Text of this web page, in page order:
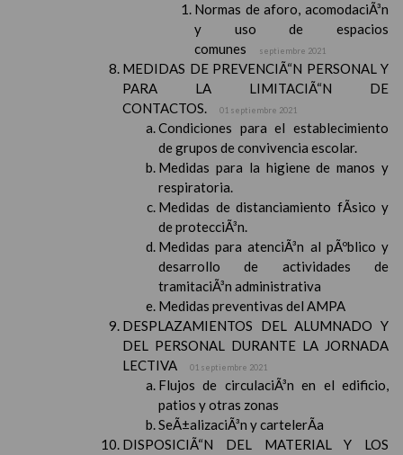
Normas de aforo, acomodaciÃ³n
y uso de espacios
comunes
septiembre 2021
MEDIDAS DE PREVENCIÃ“N PERSONAL Y
PARA LA LIMITACIÃ“N DE
CONTACTOS.
01 septiembre 2021
Condiciones para el establecimiento
de grupos de convivencia escolar.
Medidas para la higiene de manos y
respiratoria.
Medidas de distanciamiento fÃ­sico y
de protecciÃ³n.
Medidas para atenciÃ³n al pÃºblico y
desarrollo de actividades de
tramitaciÃ³n administrativa
Medidas preventivas del AMPA
DESPLAZAMIENTOS DEL ALUMNADO Y
DEL PERSONAL DURANTE LA JORNADA
LECTIVA
01 septiembre 2021
Flujos de circulaciÃ³n en el edificio,
patios y otras zonas
SeÃ±alizaciÃ³n y cartelerÃ­a
DISPOSICIÃ“N DEL MATERIAL Y LOS